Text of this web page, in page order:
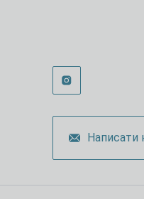
Написати